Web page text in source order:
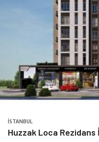
İSTANBUL
Huzzak Loca